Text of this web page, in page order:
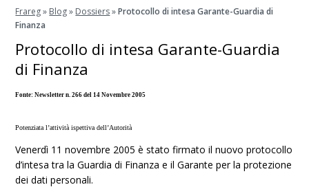
Frareg» Blog» Dossiers»Protocollo di intesa Garante-Guardia di
Finanza
Protocollo di intesa Garante-Guardia
di Finanza
Fonte: Newsletter n. 266 del 14 Novembre 2005
Potenziata l’attività ispettiva dell’Autorità
Venerdì 11 novembre 2005 è stato firmato il nuovo protocollo
d’intesa tra la Guardia di Finanza e il Garante per la protezione
dei dati personali.